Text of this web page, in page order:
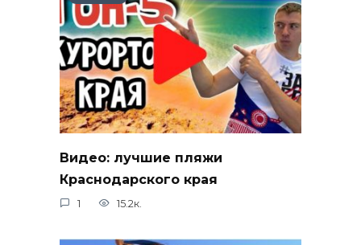
Видео: лучшие пляжи
Краснодарского края
1 15.2к.